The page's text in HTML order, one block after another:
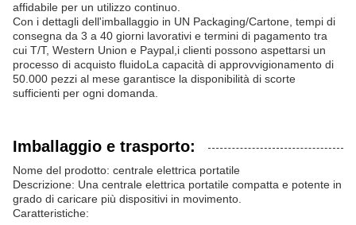
affidabile per un utilizzo continuo.
Con i dettagli dell'imballaggio in UN Packaging/Cartone, tempi di
consegna da 3 a 40 giorni lavorativi e termini di pagamento tra
cui T/T, Western Union e Paypal,i clienti possono aspettarsi un
processo di acquisto fluidoLa capacità di approvvigionamento di
50.000 pezzi al mese garantisce la disponibilità di scorte
sufficienti per ogni domanda.
Imballaggio e trasporto:
Nome del prodotto: centrale elettrica portatile
Descrizione: Una centrale elettrica portatile compatta e potente in
grado di caricare più dispositivi in movimento.
Caratteristiche: